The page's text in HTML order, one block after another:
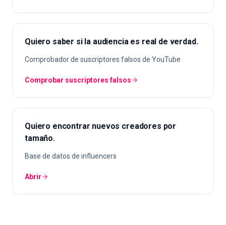
Quiero saber si la audiencia es real de verdad.
Comprobador de suscriptores falsos de YouTube
Comprobar suscriptores falsos
Quiero encontrar nuevos creadores por
tamaño.
Base de datos de influencers
Abrir